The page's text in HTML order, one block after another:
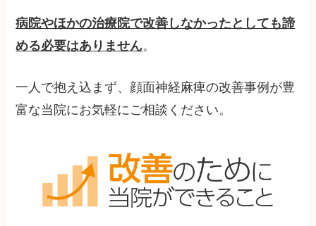
病院やほかの治療院で改善しなかったとしても諦
める必要はありません。
一人で抱え込まず、顔面神経麻痺の改善事例が豊
富な当院にお気軽にご相談ください。